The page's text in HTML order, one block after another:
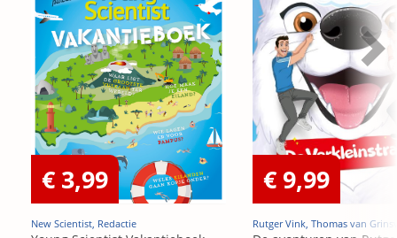
€ 3,99
New Scientist, Redactie
€ 9,99
Rutger Vink, Thomas van